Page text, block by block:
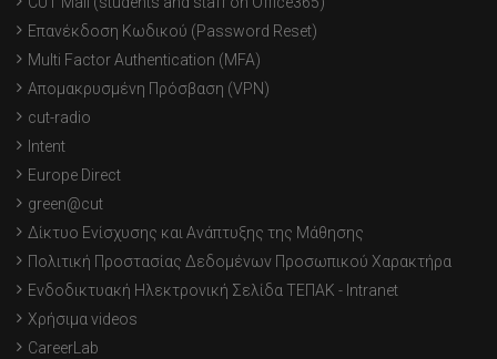
Επανέκδοση Κωδικού (Password Reset)
Multi Factor Authentication (MFA)
Απομακρυσμένη Πρόσβαση (VPN)
cut-radio
Intent
Europe Direct
green@cut
Δίκτυο Ενίσχυσης και Ανάπτυξης της Μάθησης
Πολιτική Προστασίας Δεδομένων Προσωπικού Χαρακτήρα
Ενδοδικτυακή Ηλεκτρονική Σελίδα ΤΕΠΑΚ - Intranet
Χρήσιμα videos
CareerLab